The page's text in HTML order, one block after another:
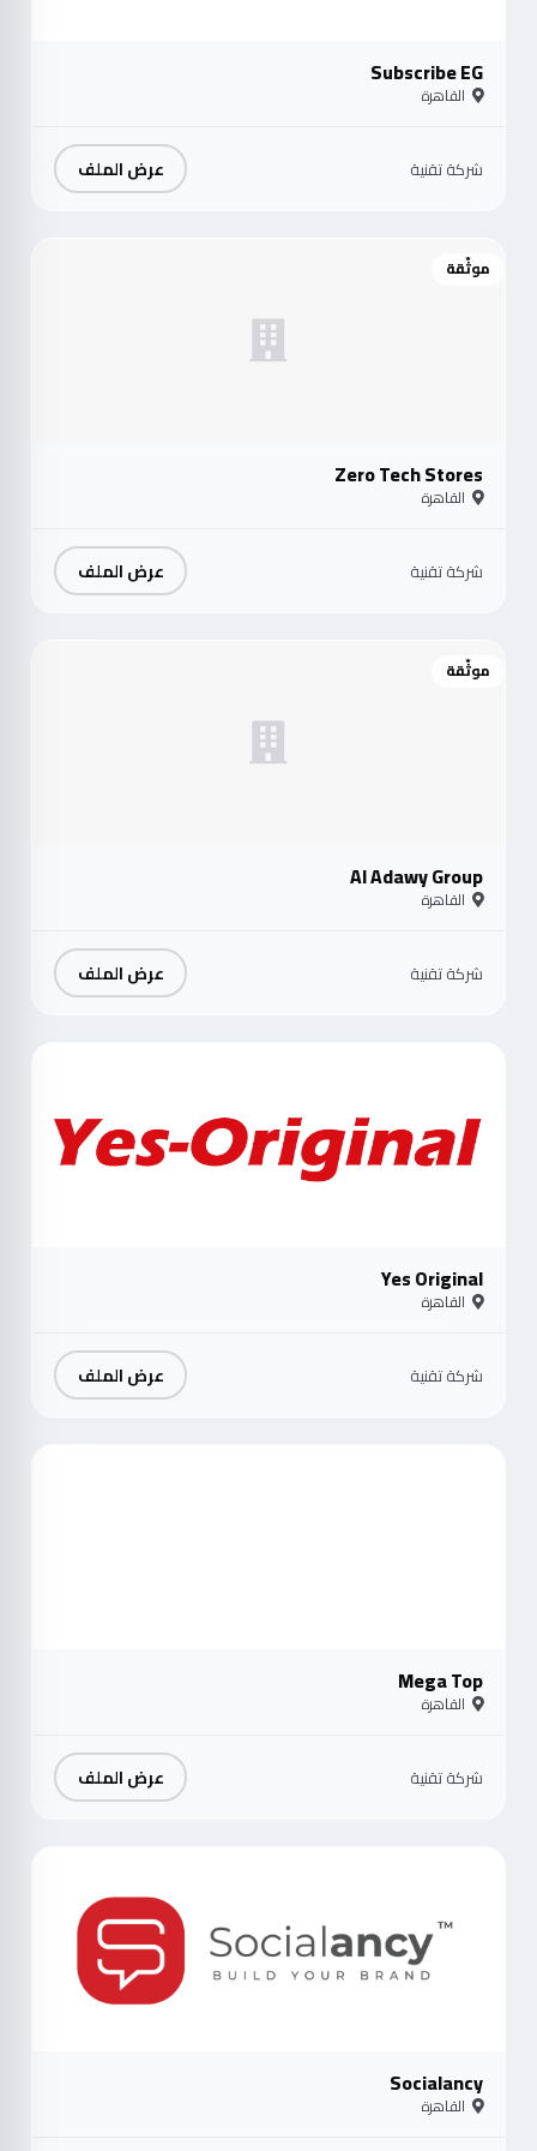
Subscribe EG
القاهرة
شركة تقنية عرض الملف
موثّقة
Zero Tech Stores
القاهرة
شركة تقنية عرض الملف
موثّقة
Al Adawy Group
القاهرة
شركة تقنية عرض الملف
Yes Original
القاهرة
شركة تقنية عرض الملف
Mega Top
القاهرة
شركة تقنية عرض الملف
Socialancy
القاهرة